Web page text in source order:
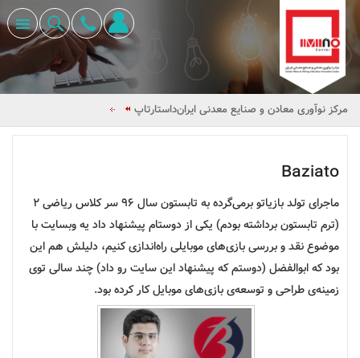
مرکز نوآوری معادن و صنایع معدنی ایرانداستارتاپ
Baziato
ماجرای تولد بازیاتو برمی‌گرده به تابستون سال 96 سر کلاس ریاضی 2
(ترم تابستون برداشته بودم) یکی از دوستام پیشنهاد داد یه وبسایت با
موضوع نقد و بررسی بازی‌های موبایلی راه‌اندازی کنیم، دلیلش هم این
بود که ابوالفضل (دوستم که پیشنهاد این سایت رو داد)چند سالی توی
زمینه‌ی طراحی و توسعه‌ی بازی‌های موبایل کار کرده بود.